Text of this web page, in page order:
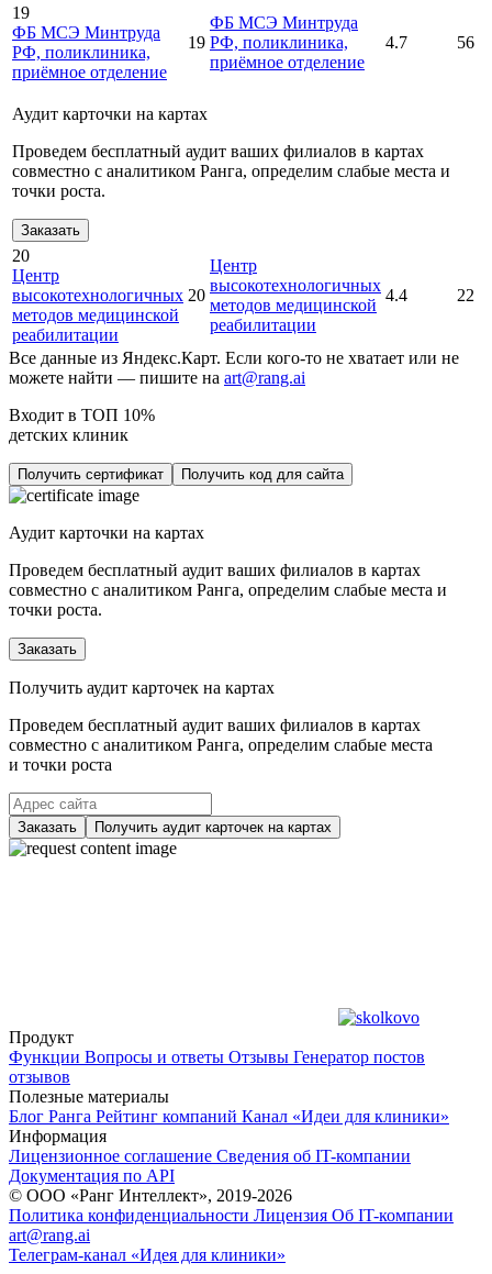
19
ФБ МСЭ Минтруда
РФ, поликлиника,
приёмное отделение
19
ФБ МСЭ Минтруда
РФ, поликлиника,
приёмное отделение
4.7 56
Аудит карточки на картах
Проведем бесплатный аудит ваших филиалов в картах
совместно с аналитиком Ранга, определим слабые места и
точки роста.
Заказать
20
Центр
высокотехнологичных
методов медицинской
реабилитации
20
Центр
высокотехнологичных
методов медицинской
реабилитации
4.4 22
Все данные из Яндекс.Карт. Если кого-то не хватает или не
можете найти — пишите на art@rang.ai
Входит в ТОП 10%
детских клиник
Получить сертификат Получить код для сайта
Аудит карточки на картах
Проведем бесплатный аудит ваших филиалов в картах
совместно с аналитиком Ранга, определим слабые места и
точки роста.
Заказать
Получить аудит карточек на картах
Проведем бесплатный аудит ваших филиалов в картах
совместно с аналитиком Ранга, определим слабые места
и точки роста
Заказать Получить аудит карточек на картах
Продукт
Функции Вопросы и ответы Отзывы Генератор постов
отзывов
Полезные материалы
Блог Ранга Рейтинг компаний Канал «Идеи для клиники»
Информация
Лицензионное соглашение Сведения об IT-компании
Документация по API
© ООО «Ранг Интеллект», 2019-2026
Политика конфиденциальности Лицензия Об IT-компании
art@rang.ai
Телеграм-канал «Идея для клиники»